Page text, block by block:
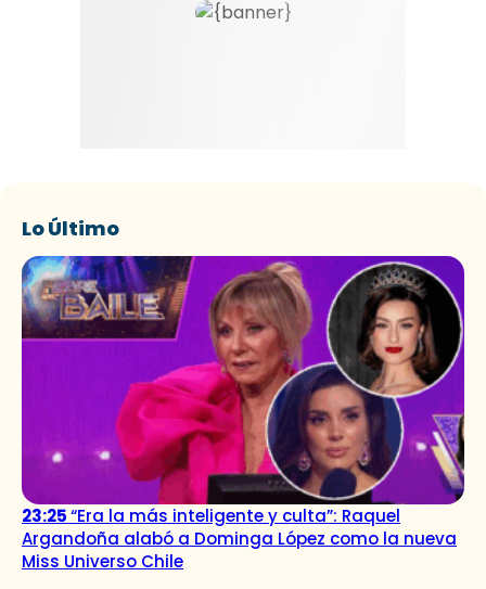
Lo Último
23:25“Era la más inteligente y culta”: Raquel
Argandoña alabó a Dominga López como la nueva
Miss Universo Chile